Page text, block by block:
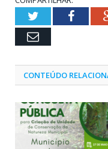
Twitter
Email
CONTEÚDO